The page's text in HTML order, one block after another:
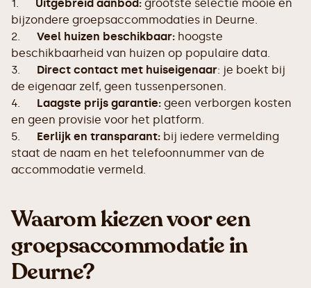
1. Uitgebreid aanbod: grootste selectie mooie en
bijzondere groepsaccommodaties in Deurne.
2. Veel huizen beschikbaar: hoogste
beschikbaarheid van huizen op populaire data.
3. Direct contact met huiseigenaar: je boekt bij
de eigenaar zelf, geen tussenpersonen.
4. Laagste prijs garantie: geen verborgen kosten
en geen provisie voor het platform.
5. Eerlijk en transparant: bij iedere vermelding
staat de naam en het telefoonnummer van de
accommodatie vermeld.
Waarom kiezen voor een
groepsaccommodatie in
Deurne?